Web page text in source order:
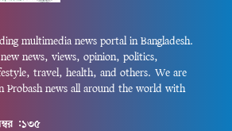
multimedia news portal in Bangladesh.
news, views, opinion, politics,
travel, health, and others. We are
Probash news all around the world with
:১৩৫